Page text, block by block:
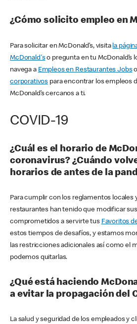
¿Cómo solicito empleo en
Para solicitar en McDonald’s, visita la
McDonald'so pregunta en tu McDonald’s
navega a Empleos en Restaurantes Jobs
corporativos para encontrar los empleos
McDonald’s cercanos a ti.
COVID-19
¿Cuál es el horario de
coronavirus? ¿Cuándo
horarios de antes de la
Para cumplir con los reglamentos locales
restaurantes han tenido que modificar
comprometidos a servirte tus Favoritos
estos tiempos de desafíos, y estamos
las restricciones adicionales así como el
podemos quitarlas.
¿Qué está haciendo
a evitar la propagación del
La salud y seguridad de los empleados y